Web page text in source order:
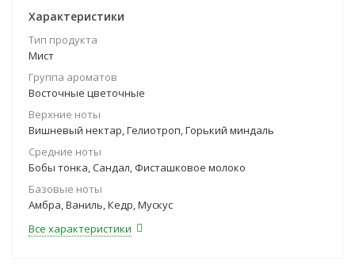
Характеристики
Тип продукта
Мист
Группа ароматов
Восточные цветочные
Верхние ноты
Вишневый нектар, Гелиотроп, Горький миндаль
Средние ноты
Бобы тонка, Сандал, Фисташковое молоко
Базовые ноты
Амбра, Ваниль, Кедр, Мускус
Все характеристики